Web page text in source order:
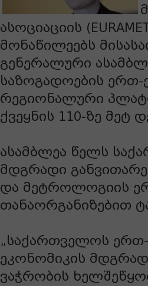
ასოციაციის
მონაწილეებს
გენერალური
საზოგადოების
რეგიონალური
ქვეყნის 110-ზე მეტ
ასამბლეა წელს
მდგრადი
და მეტროლოგიის
თანაორგანიზებით
„საქართველოს
ეკონომიკის
ვაჭრობის